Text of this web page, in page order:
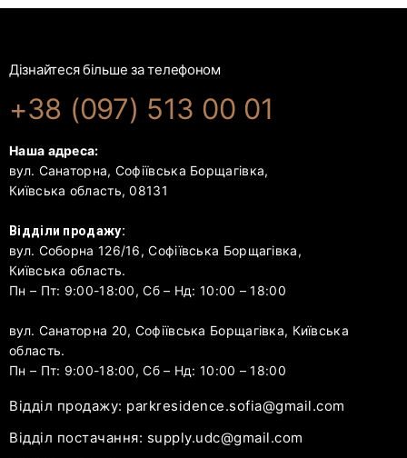
Дізнайтеся більше за телефоном
+38 (097) 513 00 01
Наша адреса:
вул. Санаторна, Софіївська Борщагівка,
Київська область, 08131
Відділи продажу:
вул. Соборна 126/16, Софіївська Борщагівка,
Київська область.
Пн – Пт: 9:00-18:00, Сб – Нд: 10:00 – 18:00
вул. Санаторна 20, Софіївська Борщагівка, Київська
область.
Пн – Пт: 9:00-18:00, Сб – Нд: 10:00 – 18:00
Відділ продажу: parkresidence.sofia@gmail.com
Відділ постачання: supply.udc@gmail.com